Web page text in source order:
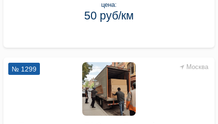
цена:
50 руб/км
Москва
№ 1299